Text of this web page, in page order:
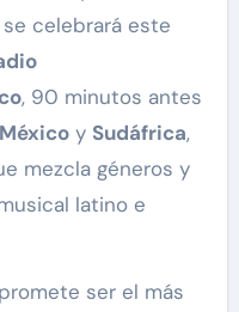
celebrará este
, 90 minutos antes
Méxicoy Sudáfrica,
mezcla géneros y
latino e
promete ser el más